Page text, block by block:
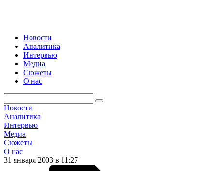
Новости
Аналитика
Интервью
Медиа
Сюжеты
О нас
Новости
Аналитика
Интервью
Медиа
Сюжеты
О нас
31 января 2003 в 11:27